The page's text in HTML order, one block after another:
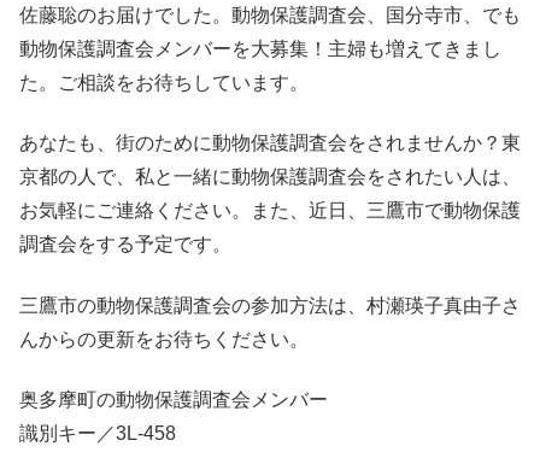
佐藤聡のお届けでした。動物保護調査会、国分寺市、でも
動物保護調査会メンバーを大募集！主婦も増えてきまし
た。ご相談をお待ちしています。
あなたも、街のために動物保護調査会をされませんか？東
京都の人で、私と一緒に動物保護調査会をされたい人は、
お気軽にご連絡ください。また、近日、三鷹市で動物保護
調査会をする予定です。
三鷹市の動物保護調査会の参加方法は、村瀬瑛子真由子さ
んからの更新をお待ちください。
奥多摩町の動物保護調査会メンバー
識別キー／3L-458